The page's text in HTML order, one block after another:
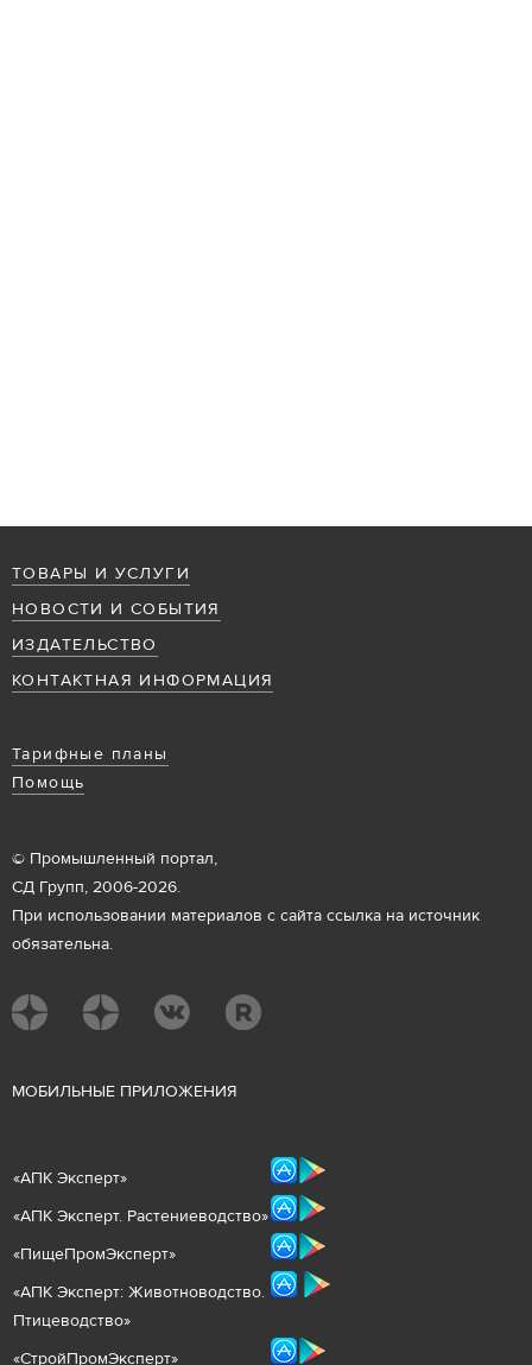
ТОВАРЫ И УСЛУГИ
НОВОСТИ И СОБЫТИЯ
ИЗДАТЕЛЬСТВО
КОНТАКТНАЯ ИНФОРМАЦИЯ
Тарифные планы
Помощь
© Промышленный портал,
СД Групп, 2006-2026.
При использовании материалов с сайта ссылка на источник
обязательна.
МОБИЛЬНЫЕ ПРИЛОЖЕНИЯ
«АПК Эксперт»
«АПК Эксперт. Растениеводство»
«ПищеПромЭксперт»
«АПК Эксперт: Животноводство.
Птицеводство»
«СтройПромЭксперт»